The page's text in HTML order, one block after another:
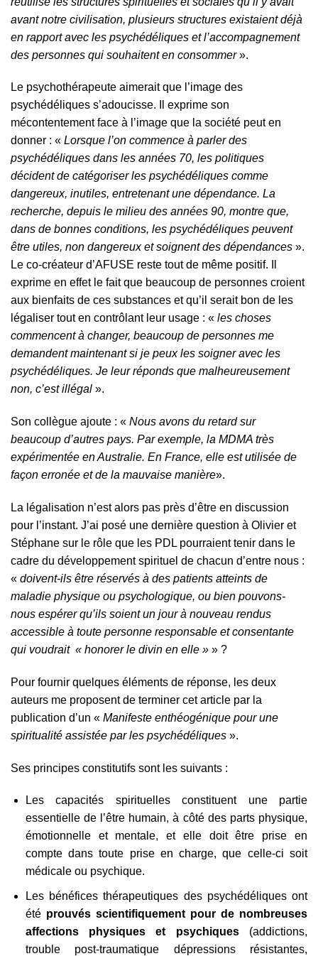
avant notre civilisation, plusieurs structures existaient déjà
en rapport avec les psychédéliques et l’accompagnement
des personnes qui souhaitent en consommer».
Le psychothérapeute aimerait que l’image des
psychédéliques s’adoucisse. Il exprime son
mécontentement face à l’image que la société peut en
donner : « Lorsque l’on commence à parler des
psychédéliques dans les années 70, les politiques
décident de catégoriser les psychédéliques comme
dangereux, inutiles, entretenant une dépendance. La
recherche, depuis le milieu des années 90, montre que,
dans de bonnes conditions, les psychédéliques peuvent
être utiles, non dangereux et soignent des dépendances ».
Le co-créateur d’AFUSE reste tout de même positif. Il
exprime en effet le fait que beaucoup de personnes croient
aux bienfaits de ces substances et qu’il serait bon de les
légaliser tout en contrôlant leur usage : « les choses
commencent à changer, beaucoup de personnes me
demandent maintenant si je peux les soigner avec les
psychédéliques. Je leur réponds que malheureusement
non, c’est illégal ».
Son collègue ajoute : « Nous avons du retard sur
beaucoup d’autres pays. Par exemple, la MDMA très
expérimentée en Australie. En France, elle est utilisée de
façon erronée et de la mauvaise manière».
La légalisation n’est alors pas près d’être en discussion
pour l’instant. J’ai posé une dernière question à Olivier et
Stéphane sur le rôle que les PDL pourraient tenir dans le
cadre du développement spirituel de chacun d’entre nous :
« doivent-ils être réservés à des patients atteints de
maladie physique ou psychologique, ou bien pouvons-
nous espérer qu’ils soient un jour à nouveau rendus
accessible à toute personne responsable et consentante
qui voudrait « honorer le divin en elle » » ?
Pour fournir quelques éléments de réponse, les deux
auteurs me proposent de terminer cet article par la
publication d’un « Manifeste enthéogénique pour une
spiritualité assistée par les psychédéliques ».
Ses principes constitutifs sont les suivants :
Les capacités spirituelles constituent une partie
essentielle de l’être humain, à côté des parts physique,
émotionnelle et mentale, et elle doit être prise en
compte dans toute prise en charge, que celle-ci soit
médicale ou psychique.
Les bénéfices thérapeutiques des psychédéliques ont
été prouvés scientifiquement pour de nombreuses
affections physiques et psychiques(addictions,
trouble post-traumatique dépressions résistantes,